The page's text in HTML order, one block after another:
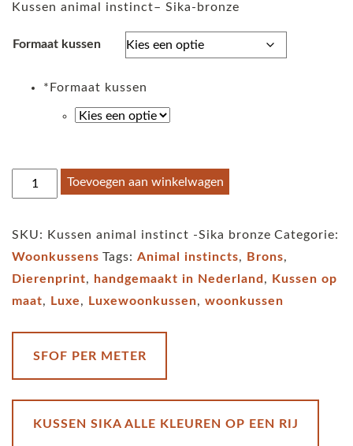
tot
€75,00
Kussen animal instinct– Sika-bronze
Formaat kussen
* Formaat kussen
Kussen
animal
Toevoegen aan winkelwagen
SKU: Kussen animal instinct -Sika bronze Categorie:
Woonkussens Tags: Animal instincts, Brons,
Dierenprint, handgemaakt in Nederland ,
Kussen op
maat, Luxe, Luxewoonkussen, woonkussen
SFOF PER METER
KUSSEN SIKA ALLE KLEUREN OP EEN RIJ